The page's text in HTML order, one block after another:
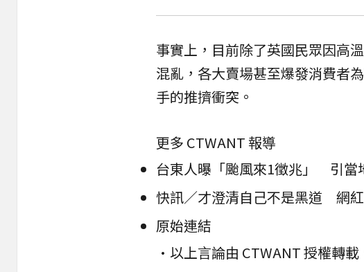
事實上，目前除了英國民眾因高
混亂，各大賣場甚至爆發消費者
手的推擠衝突。
更多 CTWANT 報導
台東人曝「颱風來1徵兆」 引當
快訊／才澄清自己不是黑道 網
原始連結
•以上言論由 CTWANT 授權轉